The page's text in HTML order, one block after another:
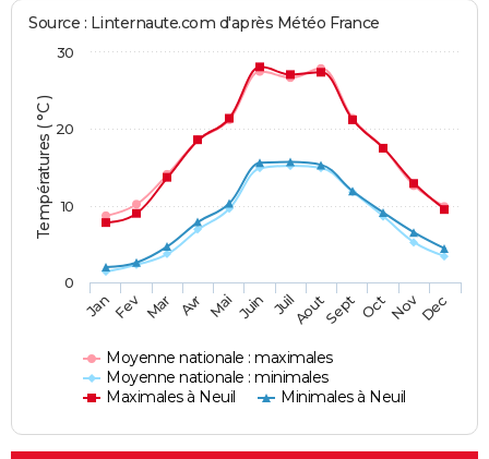
Températures ( °C )
Source : Linternaute.com d'après Météo France
Moyenne nationale : maximales
Moyenne nationale : minimales
Maximales à Neuil
Minimales à Neuil
JanFev Mar Avr Mai Juin JuilAoutSept OctNovDec
0
10
20
30